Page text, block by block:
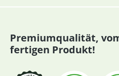
Premiumqualität,
fertigen Produkt!